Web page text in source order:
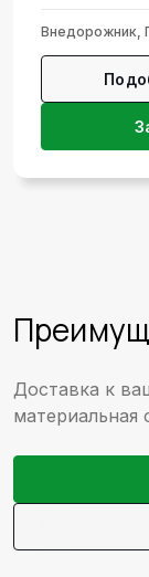
Внедорожник,
Доставка к
материальная